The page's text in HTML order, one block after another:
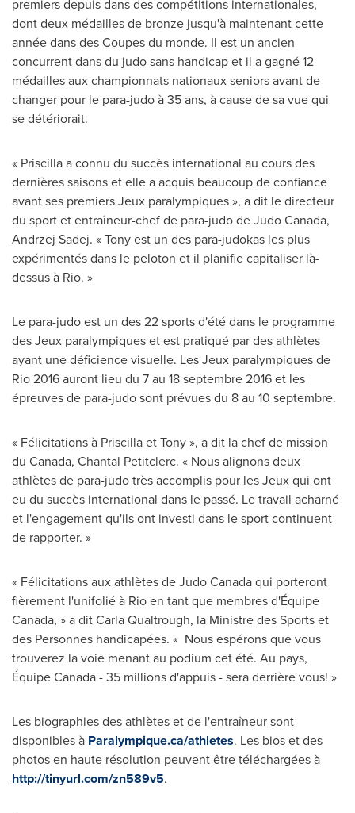
premiers depuis dans des compétitions internationales,
dont deux médailles de bronze jusqu'à maintenant cette
année dans des Coupes du monde. Il est un ancien
concurrent dans du judo sans handicap et il a gagné 12
médailles aux championnats nationaux seniors avant de
changer pour le para-judo à 35 ans, à cause de sa vue qui
se détériorait.
« Priscilla a connu du succès international au cours des
dernières saisons et elle a acquis beaucoup de confiance
avant ses premiers Jeux paralympiques », a dit le directeur
du sport et entraîneur-chef de para-judo de Judo Canada,
Andrzej Sadej. « Tony est un des para-judokas les plus
expérimentés dans le peloton et il planifie capitaliser là-
dessus à Rio. »
Le para-judo est un des 22 sports d'été dans le programme
des Jeux paralympiques et est pratiqué par des athlètes
ayant une déficience visuelle. Les Jeux paralympiques de
Rio 2016 auront lieu du 7 au 18 septembre2016 et les
épreuves de para-judo sont prévues du 8 au 10 septembre.
« Félicitations à Priscilla et Tony », a dit la chef de mission
du Canada, Chantal Petitclerc. « Nous alignons deux
athlètes de para-judo très accomplis pour les Jeux qui ont
eu du succès international dans le passé. Le travail acharné
et l'engagement qu'ils ont investi dans le sport continuent
de rapporter. »
« Félicitations aux athlètes de Judo Canada qui porteront
fièrement l'unifolié à Rio en tant que membres d'Équipe
Canada, » a ditCarla Qualtrough, la Ministre des Sports et
des Personnes handicapées. « Nous espérons que vous
trouverez la voie menant au podium cet été. Au pays,
ÉquipeCanada- 35 millions d'appuis - sera derrière vous! »
Les biographies des athlètes et de l'entraîneur sont
disponibles à Paralympique.ca/athletes. Les bios et des
photos en haute résolution peuvent être téléchargées à
http://tinyurl.com/zn589v5.